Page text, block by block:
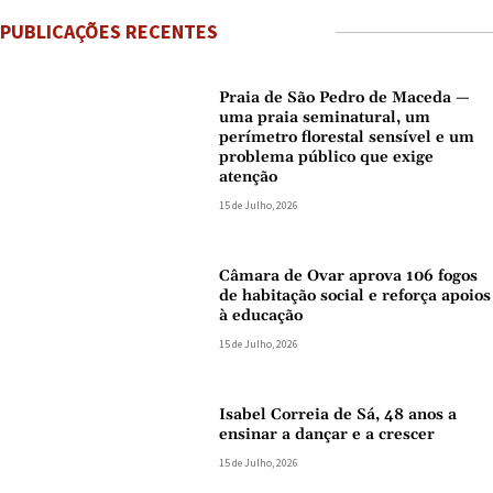
PUBLICAÇÕES RECENTES
Praia de São Pedro de Maceda —
uma praia seminatural, um
perímetro florestal sensível e um
problema público que exige
atenção
15 de Julho, 2026
Câmara de Ovar aprova 106 fogos
de habitação social e reforça apoios
à educação
15 de Julho, 2026
Isabel Correia de Sá, 48 anos a
ensinar a dançar e a crescer
15 de Julho, 2026